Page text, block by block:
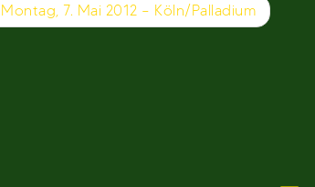
7. Mai 2012 – Köln/Palladium